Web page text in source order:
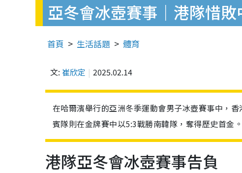
亞冬會冰壺賽事｜港隊惜
首頁 生活話題 體育
文: 崔欣定 2025.02.14
在哈爾濱舉行的亞洲冬季運動會男子冰壺賽事中，
賓隊則在金牌賽中以5:3戰勝南韓隊，奪得歷史首金。
港隊亞冬會冰壺賽事告負